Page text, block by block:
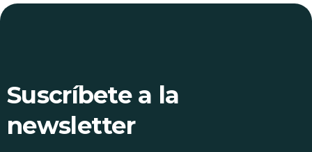
Suscríbete a la
newsletter